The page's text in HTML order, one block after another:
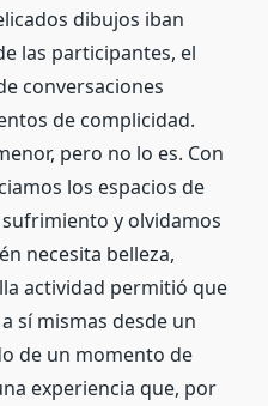
dibujos iban
las participantes, el
conversaciones
de complicidad.
pero no lo es. Con
los espacios de
y olvidamos
necesita belleza,
actividad permitió que
sí mismas desde un
de un momento de
experiencia que, por